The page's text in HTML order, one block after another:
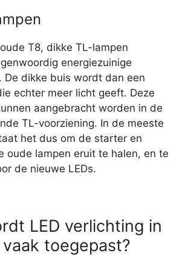
T8, dikke TL-lampen
energiezuinige
De dikke buis wordt dan een
echter meer licht geeft. Deze
aangebracht worden in de
TL-voorziening. In de meeste
het dus om de starter en
oude lampen eruit te halen, en te
de nieuwe LEDs.
LED verlichting in
toegepast?